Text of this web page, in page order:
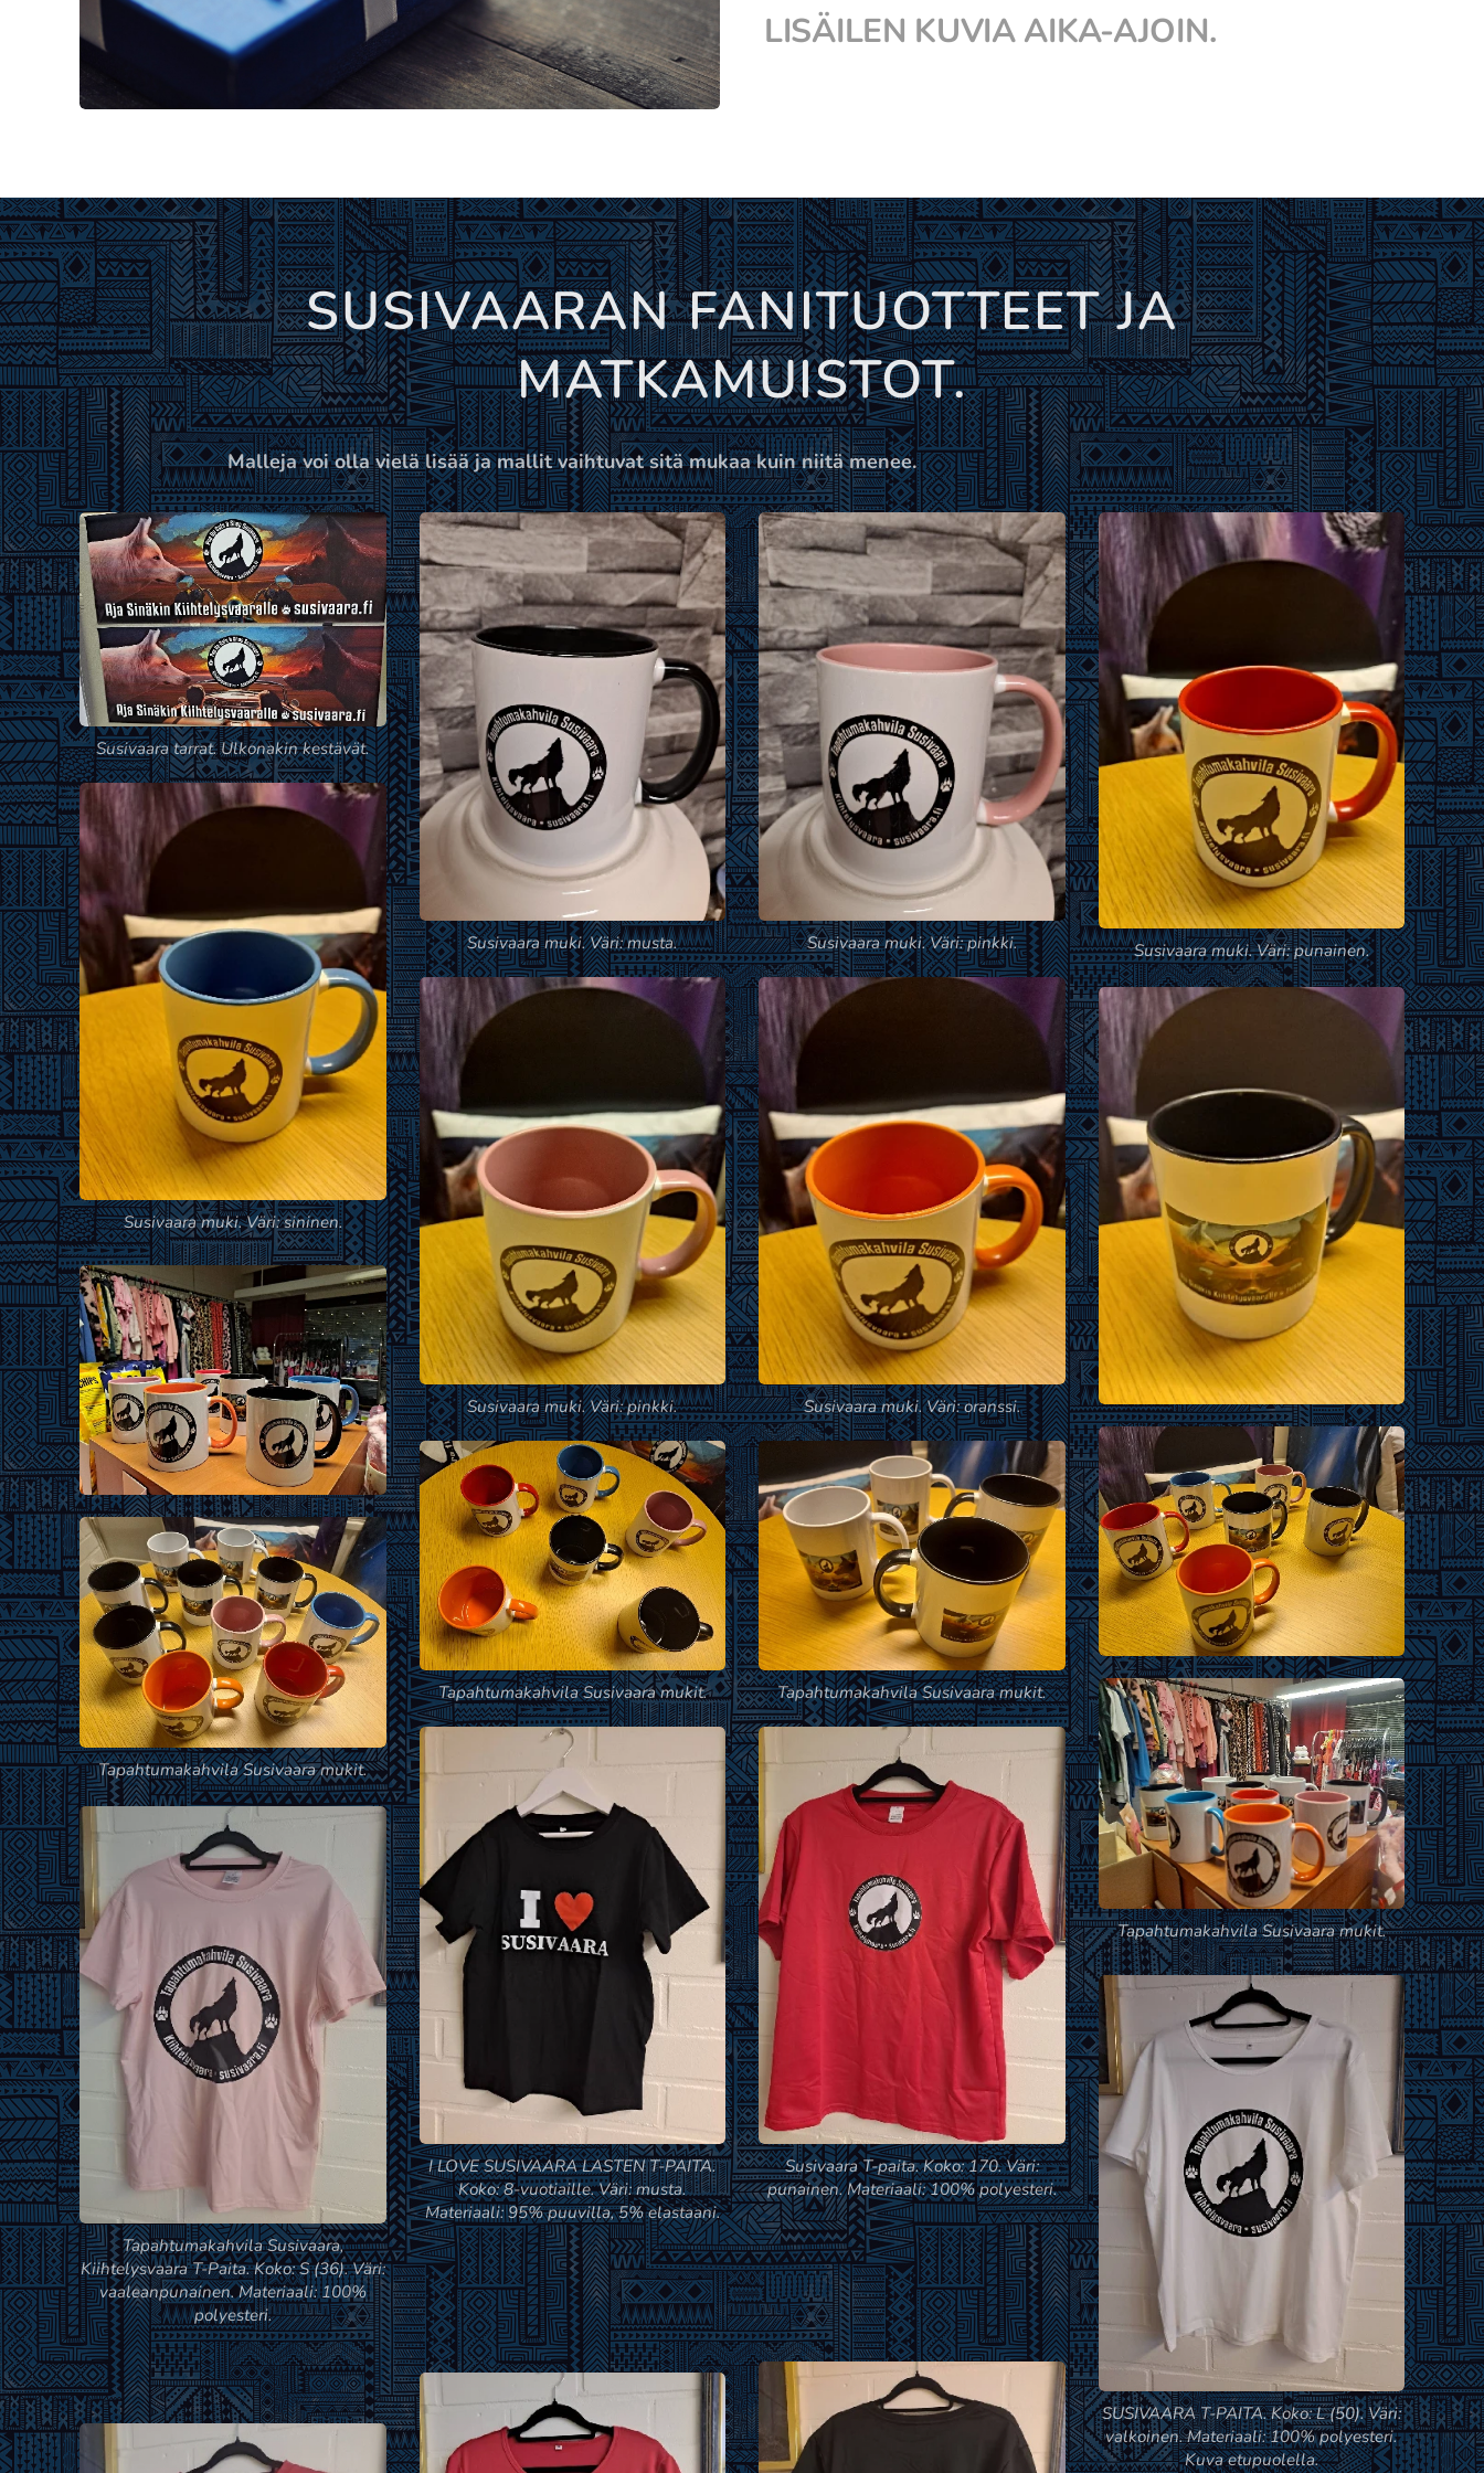
LISÄILEN KUVIA AIKA-AJOIN.
SUSIVAARAN FANITUOTTEET JA
MATKAMUISTOT.
Malleja voi olla vielä lisää ja mallitvaihtuvat sitä mukaa kuin niitä menee.
Susivaara tarrat. Ulkonakin kestävät.
Susivaara muki. Väri: musta. Susivaara muki. Väri: pinkki. Susivaara muki. Väri: punainen.
Susivaara muki. Väri: sininen.
Susivaara muki. Väri: pinkki. Susivaara muki. Väri: oranssi.
Tapahtumakahvila Susivaara mukit. Tapahtumakahvila Susivaara mukit.
Tapahtumakahvila Susivaara mukit.
Tapahtumakahvila Susivaara mukit.
I LOVE SUSIVAARA LASTEN T-PAITA.
Koko: 8-vuotiaille. Väri: musta.
Materiaali: 95% puuvilla, 5% elastaani.
Susivaara T-paita. Koko: 170. Väri:
punainen. Materiaali: 100% polyesteri.
Tapahtumakahvila Susivaara,
Kiihtelysvaara T-Paita. Koko: S (36). Väri:
vaaleanpunainen. Materiaali: 100%
polyesteri.
SUSIVAARA T-PAITA. Koko: L (50). Väri:
valkoinen. Materiaali: 100% polyesteri.
Kuva etupuolella.